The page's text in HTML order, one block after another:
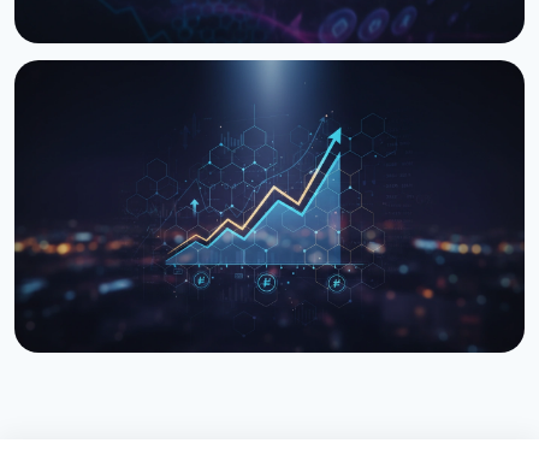
Закон про оподаткування криптовалют: Рада
готує друге читання
26 березня 2026 р.3 хв читання